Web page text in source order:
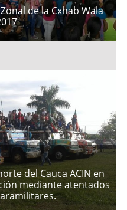
de la Cxhab Wala
del Cauca ACIN en
mediante atentados